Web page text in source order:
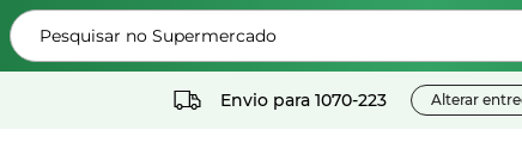
Pesquisar no Supermercado
Envio para 1070-223 Alterar